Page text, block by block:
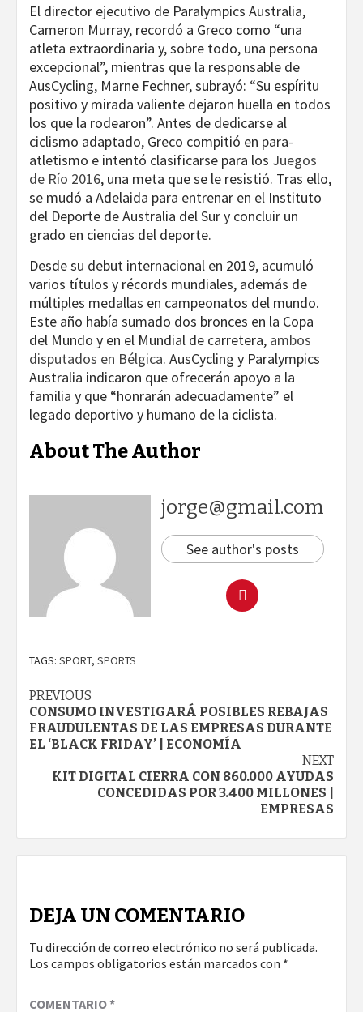
El director ejecutivo de Paralympics Australia,
Cameron Murray, recordó a Greco como “una
atleta extraordinaria y, sobre todo, una persona
excepcional”, mientras que la responsable de
AusCycling, Marne Fechner, subrayó: “Su espíritu
positivo y mirada valiente dejaron huella en todos
los que la rodearon”. Antes de dedicarse al
ciclismo adaptado, Greco compitió en para-
atletismo e intentó clasificarse para los Juegos
de Río 2016, una meta que se le resistió. Tras ello,
se mudó a Adelaida para entrenar en el Instituto
del Deporte de Australia del Sur y concluir un
grado en ciencias del deporte.
Desde su debut internacional en 2019, acumuló
varios títulos y récords mundiales, además de
múltiples medallas en campeonatos del mundo.
Este año había sumado dos bronces en la Copa
del Mundo y en el Mundial de carretera, ambos
disputados en Bélgica. AusCycling y Paralympics
Australia indicaron que ofrecerán apoyo a la
familia y que “honrarán adecuadamente” el
legado deportivo y humano de la ciclista.
About The Author
jorge@gmail.com
See author's posts
TAGS: SPORT, SPORTS
Continue
Reading
PREVIOUS
CONSUMO INVESTIGARÁ POSIBLES REBAJAS
FRAUDULENTAS DE LAS EMPRESAS DURANTE
EL ‘BLACK FRIDAY’ | ECONOMÍA
NEXT
KIT DIGITAL CIERRA CON 860.000 AYUDAS
CONCEDIDAS POR 3.400 MILLONES |
EMPRESAS
DEJA UN COMENTARIO
Tu dirección de correo electrónico no será publicada.
Los campos obligatorios están marcados con *
COMENTARIO*